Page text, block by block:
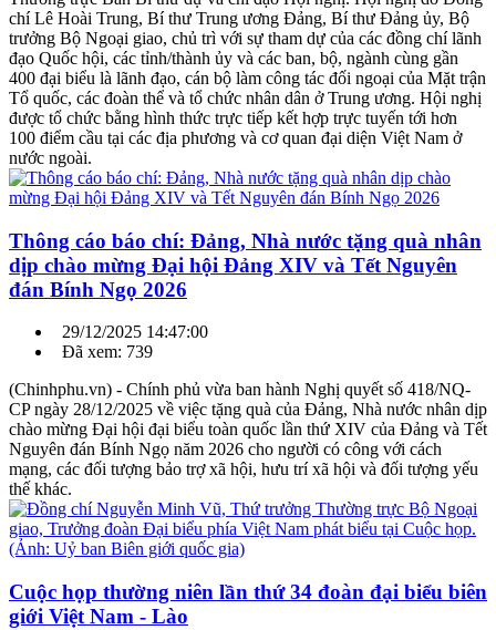
chí Lê Hoài Trung, Bí thư Trung ương Đảng, Bí thư Đảng ủy, Bộ
trưởng Bộ Ngoại giao, chủ trì với sự tham dự của các đồng chí lãnh
đạo Quốc hội, các tỉnh/thành ủy và các ban, bộ, ngành cùng gần
400 đại biểu là lãnh đạo, cán bộ làm công tác đối ngoại của Mặt trận
Tổ quốc, các đoàn thể và tổ chức nhân dân ở Trung ương. Hội nghị
được tổ chức bằng hình thức trực tiếp kết hợp trực tuyến tới hơn
100 điểm cầu tại các địa phương và cơ quan đại diện Việt Nam ở
nước ngoài.
Thông cáo báo chí: Đảng, Nhà nước tặng quà nhân
dịp chào mừng Đại hội Đảng XIV và Tết Nguyên
đán Bính Ngọ 2026
29/12/2025 14:47:00
Đã xem: 739
(Chinhphu.vn) - Chính phủ vừa ban hành Nghị quyết số 418/NQ-
CP ngày 28/12/2025 về việc tặng quà của Đảng, Nhà nước nhân dịp
chào mừng Đại hội đại biểu toàn quốc lần thứ XIV của Đảng và Tết
Nguyên đán Bính Ngọ năm 2026 cho người có công với cách
mạng, các đối tượng bảo trợ xã hội, hưu trí xã hội và đối tượng yếu
thế khác.
Cuộc họp thường niên lần thứ 34 đoàn đại biểu biên
giới Việt Nam - Lào